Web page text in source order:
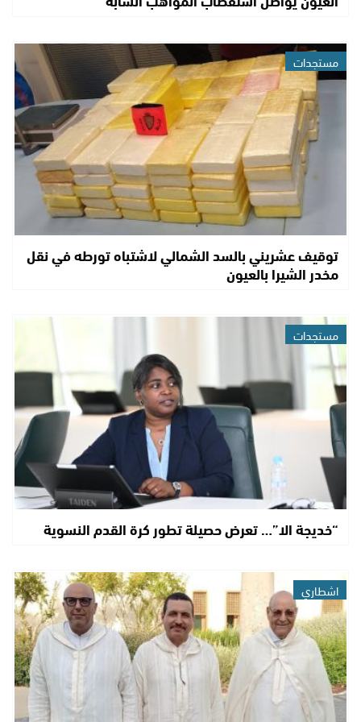
مستجدات
توقيف عشريني بالسد الشمالي لاشتباه تورطه في نقل
مخدر الشيرا بالعيون
مستجدات
“خديجة الا”… تعرض حصيلة تطور كرة القدم النسوية
اشطاري